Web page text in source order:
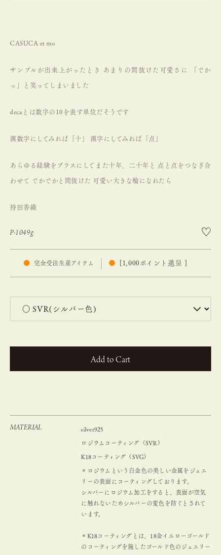
CASUCA et mo
サンプルが出来上がったとき あまりの間抜けた可愛さに 「でか
っ」と笑ってしまいました
decaとは数字の10を表す単位だそうです
漢数字にしてみれば「十」 漢字にしてみれば「点」
あらゆる経験をプラスにしてまた十年、二十年と 点と点をつなぎ合
わせて でかでかと間抜けた 可愛い大きな輪になれたら
持田香織
P-1049g
完全受注生産アイテム 1,000 ポイント進呈 ]
カートに入れる
MATERIAL silver925
ロジウムコーティング（SVR）
K18コーティング（SVG）
＊ロジウムという白金色の美しい金属をジュエ
リーの表面にコーティングしております。
シルバーにロジウム加工をすると、表面が空気
に触れないためシルバーの変色を防ぐとされて
います。
＊K18コーティングとは、18金イエローゴールド
のコーティングを施したゴールド色のジュエリー